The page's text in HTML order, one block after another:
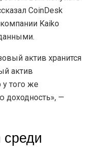
CoinDesk
Kaiko
актив хранится
актив
у того же
доходность», —